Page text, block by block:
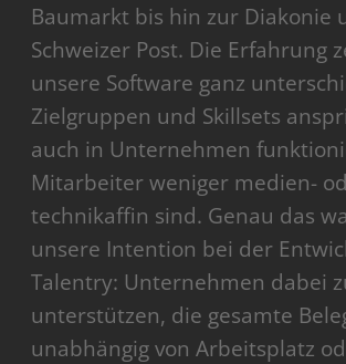
Baumarkt bis hin zur Diakonie
Schweizer Post. Die Erfahrung
unsere Software ganz
Zielgruppen und Skillsets
auch in Unternehmen
Mitarbeiter weniger medien-
technikaffin sind. Genau das
unsere Intention bei der
Talentry: Unternehmen dabei
unterstützen, die gesamte
unabhängig von Arbeitsplatz